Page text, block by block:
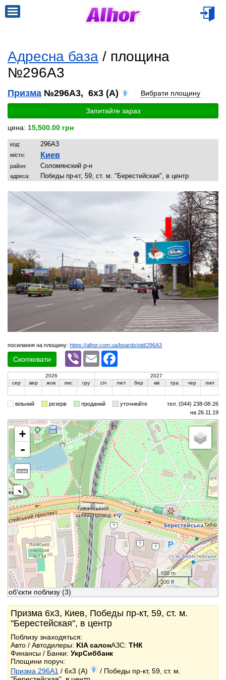
Адресна база / площина
№296A3
Призма №296A3, 6x3 (A) Вибрати площину
Запитайте зараз
цена: 15,500.00 грн
код: 296A3
місто: Киев
район: Соломянский р-н
адреса: Победы пр-кт, 59, ст. м. "Берестейская", в центр
посилання на площину: https://alhor.com.ua/boards/oid/296A3
Скопіювати
Viber Email
2026
2027
сер
вер жов лис гру січ лют бер кві тра чер лип
вільний резерв проданий уточнюйте
тел. (044) 238-08-26
на 26.11.19
+
-
100 m
300 ft
об'єкти поблизу (3)
Призма 6x3, Киев, Победы пр-кт, 59, ст. м.
"Берестейская", в центр
Поблизу знаходяться:
Авто / Автодилеры: KIA салонАЗС: ТНК
Финансы / Банки: УкрСиббанк
Площини поруч:
Призма 296A1 / 6x3 (A)
/ Победы пр-кт, 59, ст. м.